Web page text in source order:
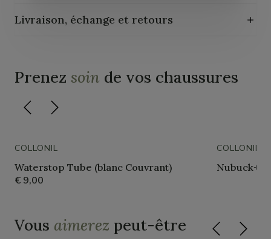
Livraison, échange et retours
Prenez soin de vos chaussures
COLLONIL
Waterstop Tube (blanc Couvrant)
€ 9,00
COLLONIL
Vous aimerez peut-être